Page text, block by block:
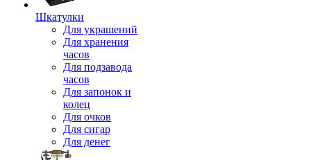
Шкатулки
Для украшений
Для хранения
часов
Для подзавода
часов
Для запонок и
колец
Для очков
Для сигар
Для денег